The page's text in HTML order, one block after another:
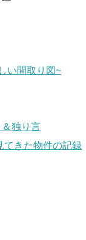
い間取り図~
独り言
てきた物件の記録